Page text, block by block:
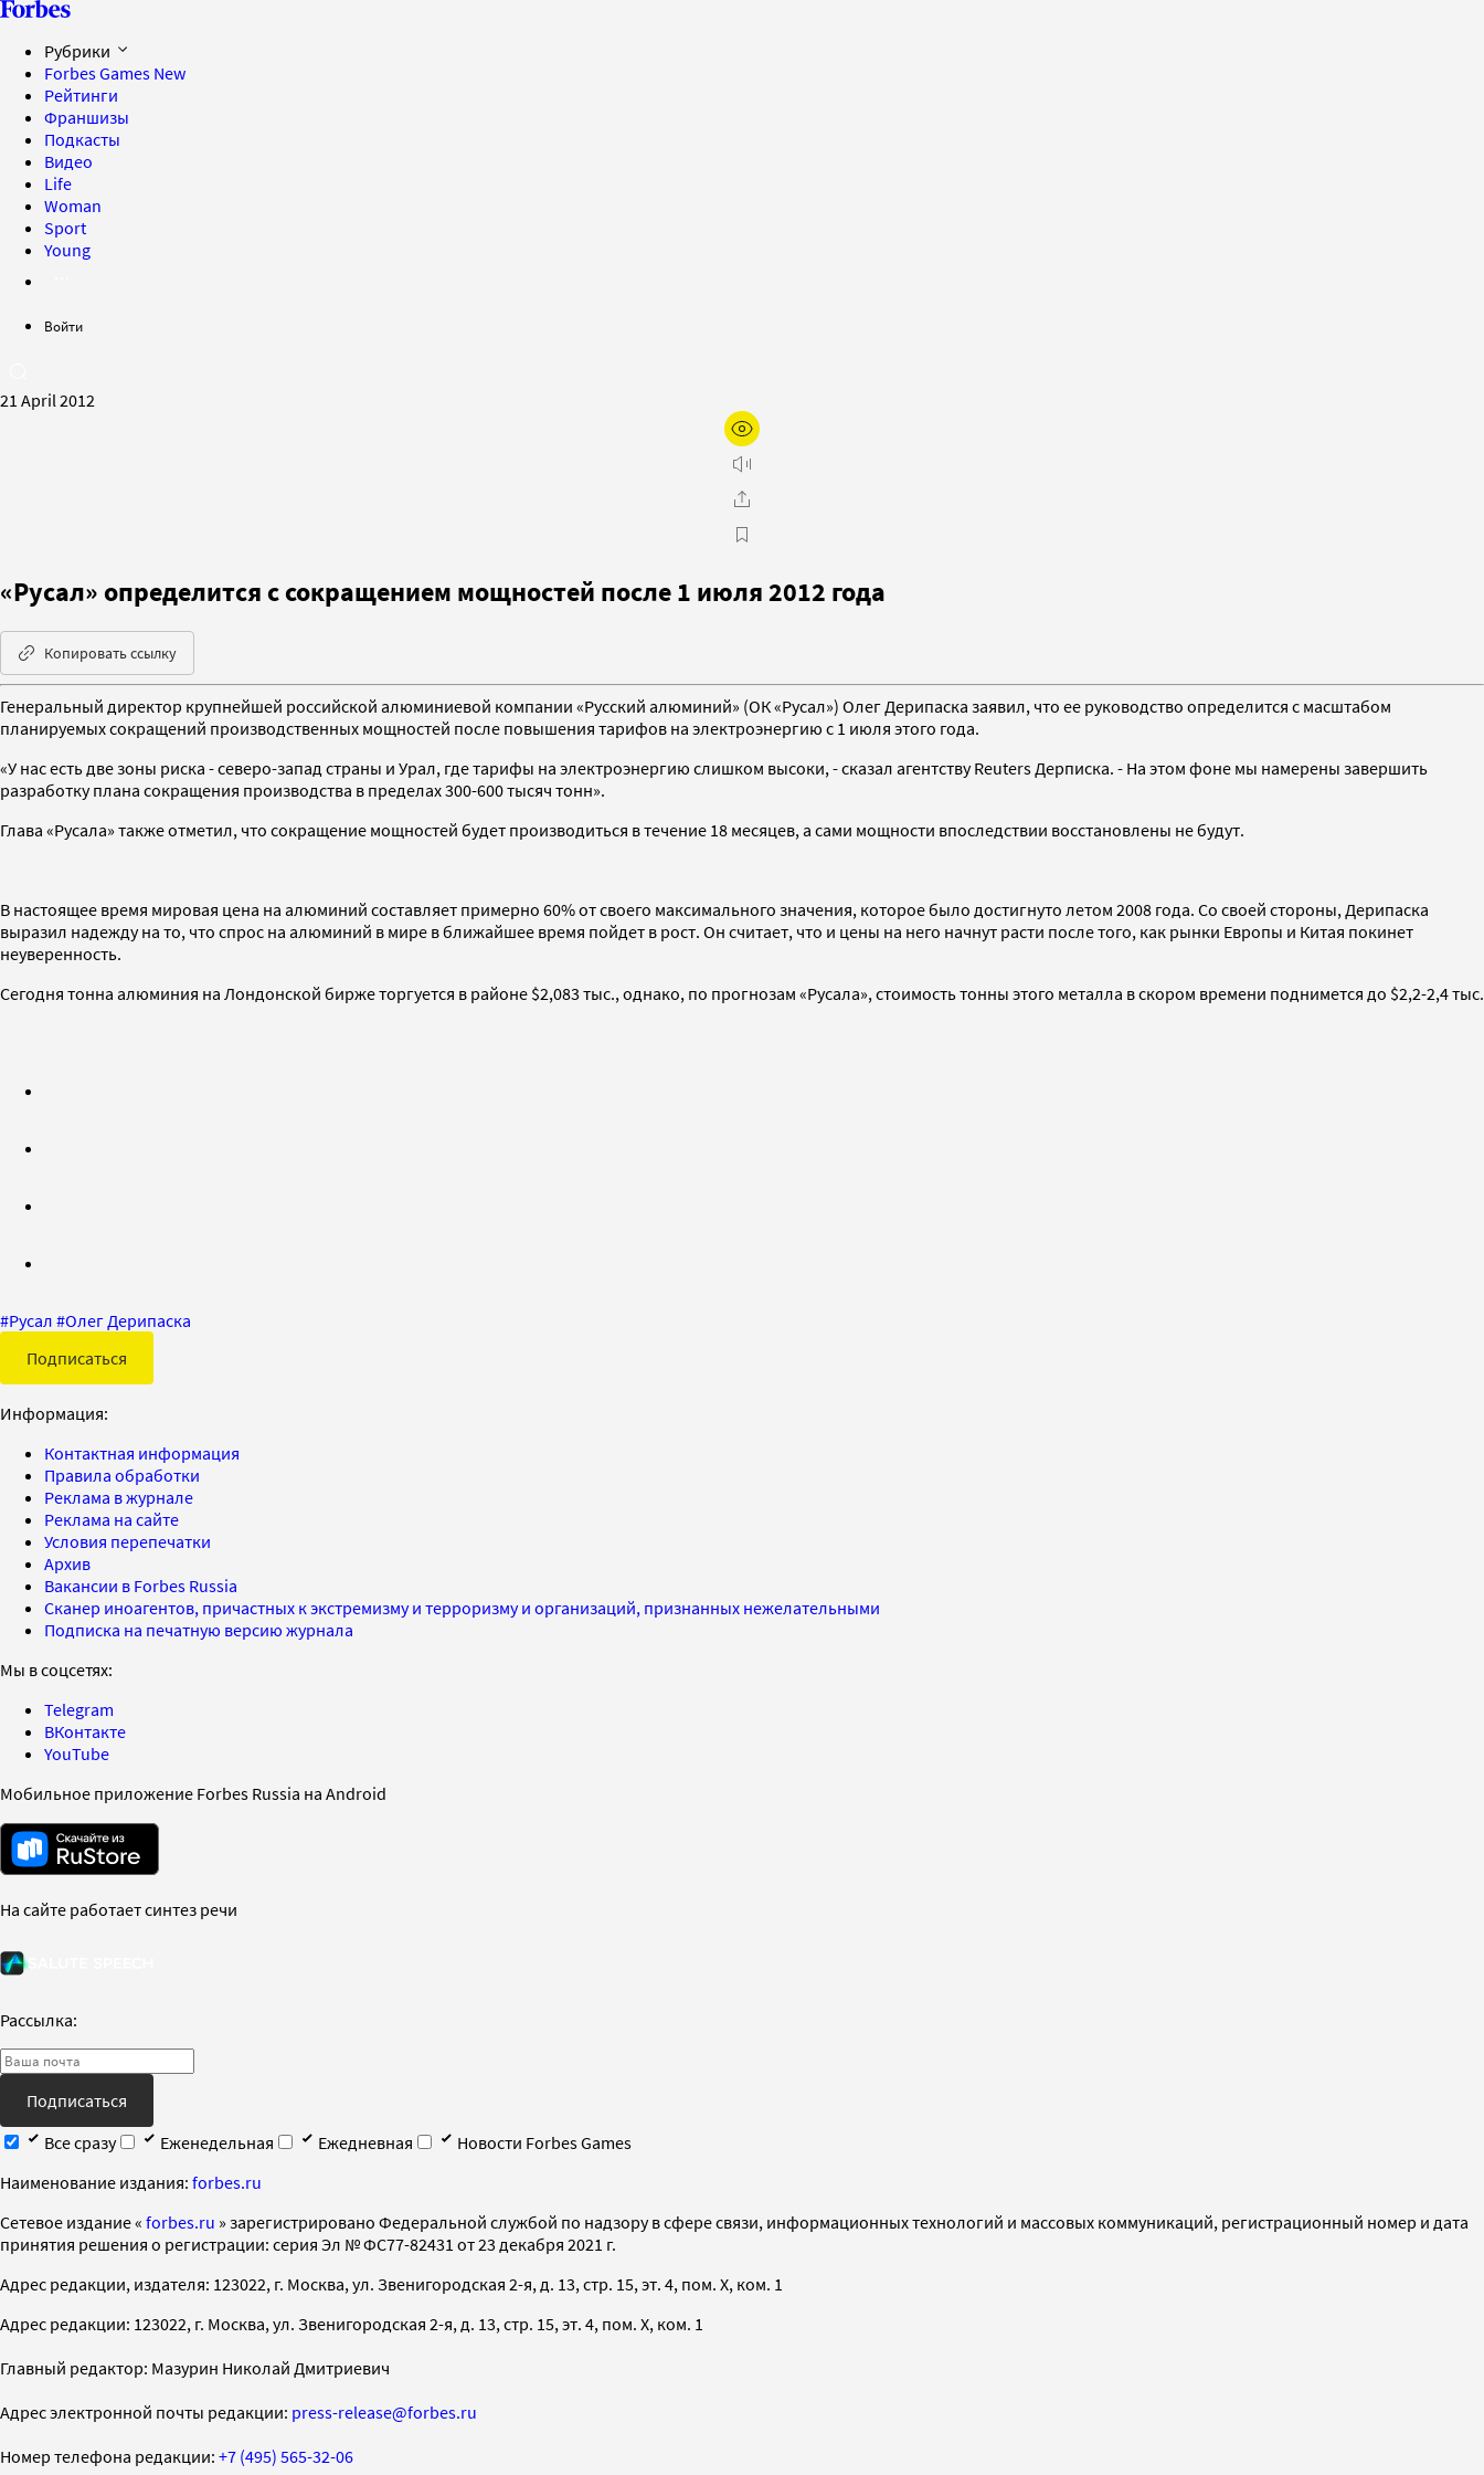
Рубрики
Forbes Games New
Рейтинги
Франшизы
Подкасты
Видео
Life
Woman
Sport
Young
Войти
21 April 2012
«Русал» определится с сокращением мощностей после 1 июля 2012 года
Копировать ссылку
Генеральный директор крупнейшей российской алюминиевой компании «Русский алюминий» (ОК «Русал») Олег Дерипаска заявил, что ее руководство определится с масштабом
планируемых сокращений производственных мощностей после повышения тарифов на электроэнергию с 1 июля этого года.
«У нас есть две зоны риска - северо-запад страны и Урал, где тарифы на электроэнергию слишком высоки, - сказал агентству Reuters Дерписка. - На этом фоне мы намерены завершить
разработку плана сокращения производства в пределах 300-600 тысяч тонн».
Глава «Русала» также отметил, что сокращение мощностей будет производиться в течение 18 месяцев, а сами мощности впоследствии восстановлены не будут.
В настоящее время мировая цена на алюминий составляет примерно 60% от своего максимального значения, которое было достигнуто летом 2008 года. Со своей стороны, Дерипаска
выразил надежду на то, что спрос на алюминий в мире в ближайшее время пойдет в рост. Он считает, что и цены на него начнут расти после того, как рынки Европы и Китая покинет
неуверенность.
Сегодня тонна алюминия на Лондонской бирже торгуется в районе $2,083 тыс., однако, по прогнозам «Русала», стоимость тонны этого металла в скором времени поднимется до $2,2-2,4 тыс.
#Русал #Олег Дерипаска
Подписаться
Информация:
Контактная информация
Правила обработки
Реклама в журнале
Реклама на сайте
Условия перепечатки
Архив
Вакансии в Forbes Russia
Сканер иноагентов, причастных к экстремизму и терроризму и организаций, признанных нежелательными
Подписка на печатную версию журнала
Мы в соцсетях:
Telegram
ВКонтакте
YouTube
Мобильное приложение Forbes Russia на Android
На сайте работает синтез речи
Рассылка:
Подписаться
Все сразу
Еженедельная Ежедневная
Новости Forbes Games
Наименование издания: forbes.ru
Cетевое издание « forbes.ru » зарегистрировано Федеральной службой по надзору в сфере связи, информационных технологий и массовых коммуникаций, регистрационный номер и дата
принятия решения о регистрации: серия Эл № ФС77-82431 от 23 декабря 2021 г.
Адрес редакции, издателя: 123022, г. Москва, ул. Звенигородская 2-я, д. 13, стр. 15, эт. 4, пом. X, ком. 1
Адрес редакции: 123022, г. Москва, ул. Звенигородская 2-я, д. 13, стр. 15, эт. 4, пом. X, ком. 1
Главный редактор: Мазурин Николай Дмитриевич
Адрес электронной почты редакции: press-release@forbes.ru
Номер телефона редакции: +7 (495) 565-32-06